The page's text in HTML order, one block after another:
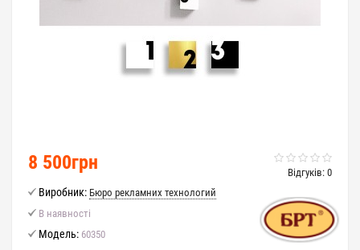
Відгуків: 0
8 500грн
Виробник: Бюро рекламних технологий
В наявності
Модель: 60350